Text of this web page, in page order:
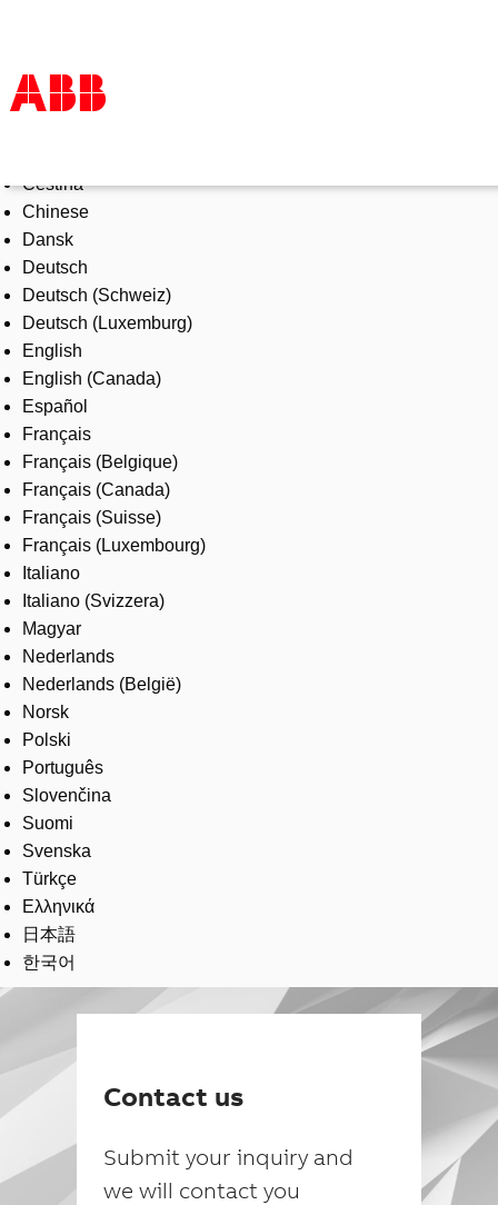
Products & Solutions
Industries
Services
About us
Where to buy
Contact us
Careers
Čeština
Chinese
Dansk
Deutsch
Deutsch (Schweiz)
Deutsch (Luxemburg)
English
English (Canada)
Español
Français
Français (Belgique)
Français (Canada)
Français (Suisse)
Français (Luxembourg)
Italiano
Italiano (Svizzera)
Magyar
Nederlands
Nederlands (België)
Norsk
Polski
Português
Slovenčina
Suomi
Svenska
Türkçe
Ελληνικά
日本語
한국어
Contact us
Submit your inquiry and
we will contact you